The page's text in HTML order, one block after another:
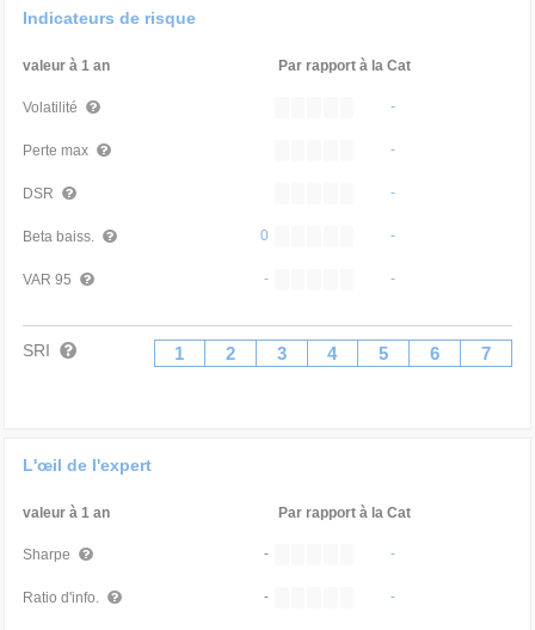
Indicateurs de risque
valeur à 1 an Par rapport à la Cat
Volatilité -
Perte max -
DSR -
Beta baiss. 0 -
VAR 95 - -
SRI 1 2 3 4 5 6 7
L'œil de l'expert
valeur à 1 an Par rapport à la Cat
Sharpe - -
Ratio d'info. - -